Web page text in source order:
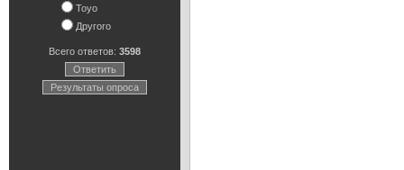
Toyo
Другого
Всего ответов: 3598
Ответить
Результаты опроса